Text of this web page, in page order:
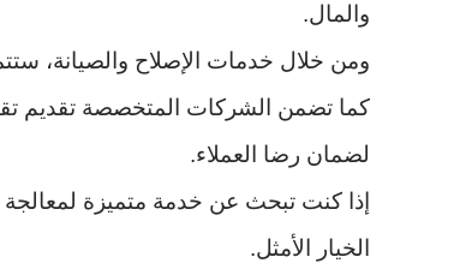
والمال.
ومن خلال خدمات الإصلاح والصيانة،
كما تضمن الشركات المتخصصة تقديم
لضمان رضا العملاء.
إذا كنت تبحث عن خدمة متميزة
الخيار الأمثل.